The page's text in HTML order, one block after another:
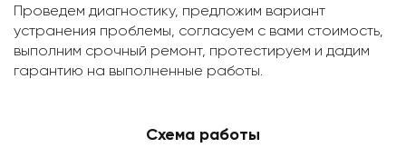
Проведем диагностику, предложим вариант
устранения проблемы, согласуем с вами стоимость,
выполним срочный ремонт, протестируем и дадим
гарантию на выполненные работы.
Схема работы